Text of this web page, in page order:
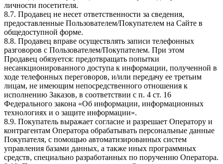
личности посетителя.
8.7. Продавец не несет ответственности за сведения,
предоставленные Пользователем/Покупателем на Сайте в
общедоступной форме.
8.8. Продавец вправе осуществлять записи телефонных
разговоров с Пользователем/Покупателем. При этом
Продавец обязуется: предотвращать попытки
несанкционированного доступа к информации, полученной в
ходе телефонных переговоров, и/или передачу ее третьим
лицам, не имеющим непосредственного отношения к
исполнению Заказов, в соответствии с п. 4 ст. 16
Федерального закона «Об информации, информационных
технологиях и о защите информации».
8.9. Покупатель выражает согласие и разрешает Оператору и
контрагентам Оператора обрабатывать персональные данные
Покупателя, с помощью автоматизированных систем
управления базами данных, а также иных программных
средств, специально разработанных по поручению Оператора.